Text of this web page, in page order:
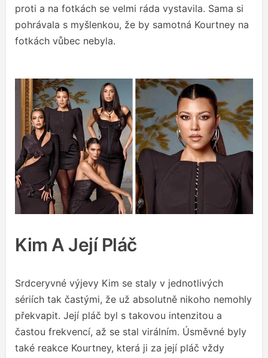
proti a na fotkách se velmi ráda vystavila. Sama si
pohrávala s myšlenkou, že by samotná Kourtney na
fotkách vůbec nebyla.
Kim A Její Pláč
Srdceryvné výjevy Kim se staly v jednotlivých
sériích tak častými, že už absolutně nikoho nemohly
překvapit. Její pláč byl s takovou intenzitou a
častou frekvencí, až se stal virálním. Úsměvné byly
také reakce Kourtney, která ji za její pláč vždy